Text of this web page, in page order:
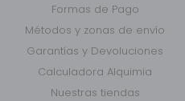
Formas de Pago
Métodos y zonas de envío
Garantías y Devoluciones
Calculadora Alquimia
Nuestras tiendas